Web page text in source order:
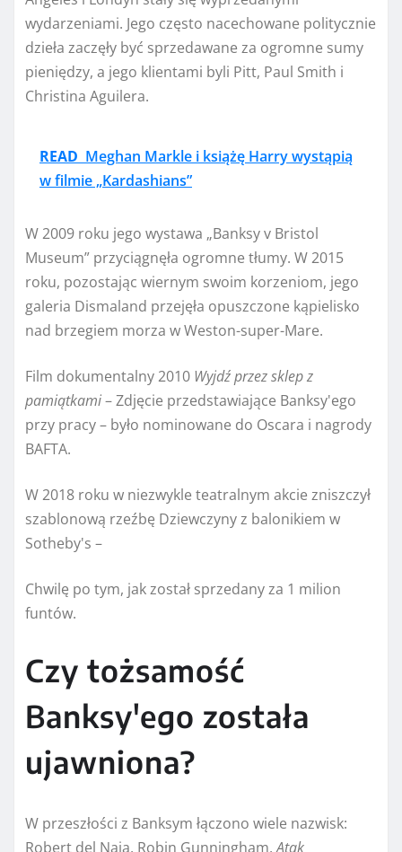
wydarzeniami. Jego często nacechowane politycznie
dzieła zaczęły być sprzedawane za ogromne sumy
pieniędzy, a jego klientami byli Pitt, Paul Smith i
Christina Aguilera.
READ Meghan Markle i książę Harry wystąpią
w filmie „Kardashians”
W 2009 roku jego wystawa „Banksy v Bristol
Museum” przyciągnęła ogromne tłumy. W 2015
roku, pozostając wiernym swoim korzeniom, jego
galeria Dismaland przejęła opuszczone kąpielisko
nad brzegiem morza w Weston-super-Mare.
Film dokumentalny 2010 Wyjdź przez sklep z
pamiątkami– Zdjęcie przedstawiające Banksy'ego
przy pracy – było nominowane do Oscara i nagrody
BAFTA.
W 2018 roku w niezwykle teatralnym akcie zniszczył
szablonową rzeźbę Dziewczyny z balonikiem w
Sotheby's –
Chwilę po tym, jak został sprzedany za 1 milion
funtów.
Czy tożsamość
Banksy'ego została
ujawniona?
W przeszłości z Banksym łączono wiele nazwisk:
Robert del Naja, Robin Gunningham,Atak